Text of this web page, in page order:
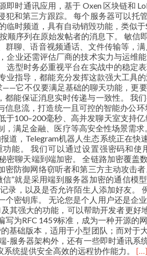
即时通讯应用，基于 Oxen 区块链和
犯和第三方跟踪。 每个服务器可以
临时频道，具有自动销毁功能，类似
顺序列在原始发帖者的消息下。 敏
群聊、语音视频通话、文件传输等，
企业还需评估厂商的技术实力与运
选型时务必重视平台在实战中的稳定
业指导，都能充分发挥这款强大工具
——它不仅要满足基础的聊天功能，更
能保证消息实时传递与一致性。
息流，打造统一且可控的智能办公
100–200毫秒、高并发聊天室支持
，满足金融、医疗等高安全性场景需
报道，Telegram机器人生态系统正在
能。 我们可以通过设置强密码和
聊天端到端加密。 全链路加密覆盖
密防御网络窃听者和第三方主动攻击
”就是采用端到服务器加密的通信
录，以及是否允许陌生人添加好友
密钥库。 无论您是个人用户还是
其强大的功能，可以帮助开发者更
写为RFC 1459标准，成为一种开源
基础版本，适用于小型团队；而对
-服务器架构外，还有一些即时通讯
统提供安全高效的远程协作能力。 […]